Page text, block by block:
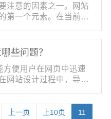
注意的因素之一。网站
第一个元素。在当前的
些问题？
方便用户在网页中迅速
网站设计过程中，导航
上一页 上10页 11